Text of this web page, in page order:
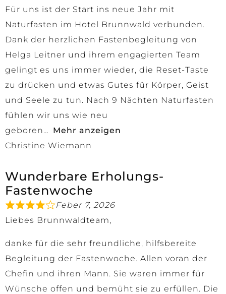
Für uns ist der Start ins neue Jahr mit
Naturfasten im Hotel Brunnwald verbunden.
Dank der herzlichen Fastenbegleitung von
Helga Leitner und ihrem engagierten Team
gelingt es uns immer wieder, die Reset-Taste
zu drücken und etwas Gutes für Körper, Geist
und Seele zu tun. Nach 9 Nächten Naturfasten
fühlen wir uns wie neu
geboren
Mehr anzeigen
Christine Wiemann
Wunderbare Erholungs-
Fastenwoche
Feber 7, 2026
Liebes Brunnwaldteam,
danke für die sehr freundliche, hilfsbereite
Begleitung der Fastenwoche. Allen voran der
Chefin und ihren Mann. Sie waren immer für
Wünsche offen und bemüht sie zu erfüllen. Die